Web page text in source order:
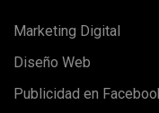
Marketing Digital
Diseño Web
Publicidad en